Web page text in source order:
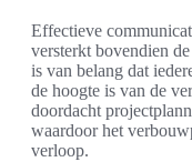
Effectieve
versterkt bovendien
is van belang dat
de hoogte is van de
doordacht
waardoor het
verloop.